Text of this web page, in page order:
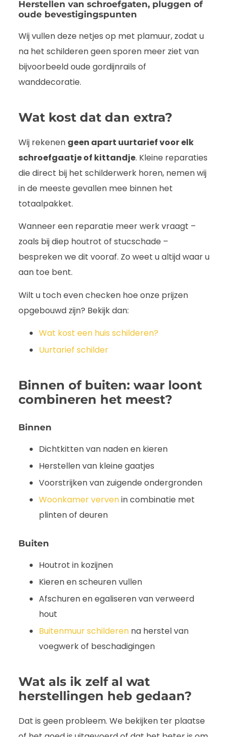
Herstellen van schroefgaten, pluggen of
oude bevestigingspunten
Wij vullen deze netjes op met plamuur, zodat u
na het schilderen geen sporen meer ziet van
bijvoorbeeld oude gordijnrails of
wanddecoratie.
Wat kost dat dan extra?
Wij rekenen geen apart uurtarief voor elk
schroefgaatje of kittandje. Kleine reparaties
die direct bij het schilderwerk horen, nemen wij
in de meeste gevallen mee binnen het
totaalpakket.
Wanneer een reparatie meer werk vraagt –
zoals bij diep houtrot of stucschade –
bespreken we dit vooraf. Zo weet u altijd waar u
aan toe bent.
Wilt u toch even checken hoe onze prijzen
opgebouwd zijn? Bekijk dan:
Wat kost een huis schilderen?
Uurtarief schilder
Binnen of buiten: waar loont
combineren het meest?
Binnen
Dichtkitten van naden en kieren
Herstellen van kleine gaatjes
Voorstrijken van zuigende ondergronden
Woonkamer vervenin combinatie met
plinten of deuren
Buiten
Houtrot in kozijnen
Kieren en scheuren vullen
Afschuren en egaliseren van verweerd
hout
Buitenmuur schilderen na herstel van
voegwerk of beschadigingen
Wat als ik zelf al wat
herstellingen heb gedaan?
Dat is geen probleem. We bekijken ter plaatse